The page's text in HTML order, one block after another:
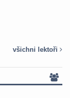
všichni lektoři